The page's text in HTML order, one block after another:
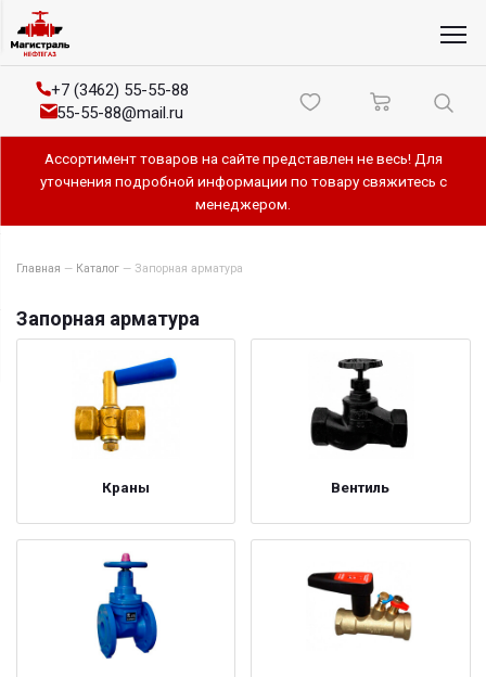
+7 (3462) 55-55-88
55-55-88@mail.ru
Ассортимент товаров на сайте представлен не весь! Для
уточнения подробной информации по товару свяжитесь с
менеджером.
Главная — Каталог — Запорная арматура
Запорная арматура
Краны Вентиль